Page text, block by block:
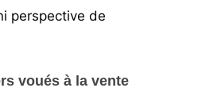
perspective de
voués à la vente